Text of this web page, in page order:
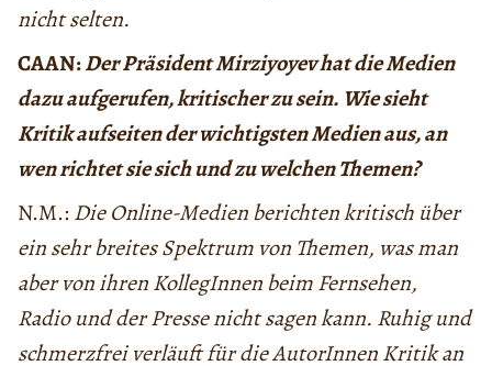
nicht selten.
CAAN:Der Präsident Mirziyoyev hat die Medien
dazu aufgerufen, kritischer zu sein. Wie sieht
Kritik aufseiten der wichtigsten Medien aus, an
wen richtet sie sich und zu welchen Themen?
N.M.: Die Online-Medien berichten kritisch über
ein sehr breites Spektrum von Themen, was man
aber von ihren KollegInnen beim Fernsehen,
Radio und der Presse nicht sagen kann. Ruhig und
schmerzfrei verläuft für die AutorInnen Kritik an